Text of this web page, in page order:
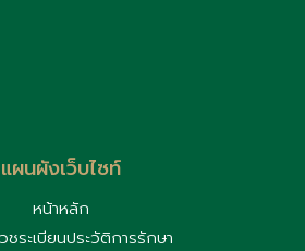
แผนผังเว็บไซท์
หน้าหลัก
ชระเบียนประวัติการรักษา